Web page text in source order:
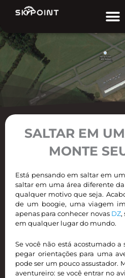
conteúdo
SALTAR EM
MONTE
Está pensando em saltar em
saltar em uma área diferente
qualquer motivo que seja.
de um boogie, uma viagem
apenas para conhecer novas DZ,
em qualquer lugar do mundo.
Se você não está acostumado a
pegar orientações para uma
pode ser um pouco assustador.
aventureiro: se você entrar no